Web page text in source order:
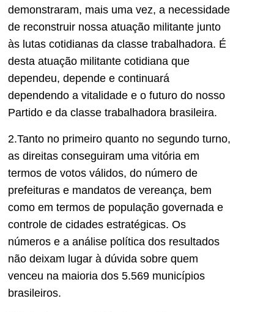
demonstraram, mais uma vez, a necessidade
de reconstruir nossa atuação militante junto
às lutas cotidianas da classe trabalhadora. É
desta atuação militante cotidiana que
dependeu, depende e continuará
dependendo a vitalidade e o futuro do nosso
Partido e da classe trabalhadora brasi leira.
2.Tanto no primeiro quanto no segundo turno,
as direitas conseguiram uma vitória em
termos de votos válidos, do número de
prefeituras e mandatos de vereança, bem
como em termos de população governada e
controle de cidades estratégicas. Os
números e a análise política dos resultados
não deixam lugar à dúvida sobre quem
venceu na maioria dos 5.569 municípios
brasileiros.